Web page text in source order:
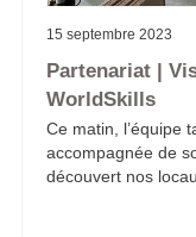
15 septembre 2023
Partenariat |
WorldSkills
Ce matin, l’équipe
accompagnée de
découvert nos